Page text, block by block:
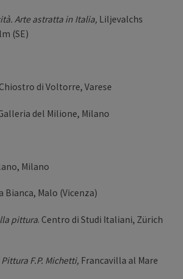
Arte astratta in Italia, Liljevalchs
(SE)
Chiostro di Voltorre, Varese
del Milione, Milano
Milano
Bianca, Malo (Vicenza)
pittura. Centro di Studi Italiani, Zürich
F.P. Michetti, Francavilla al Mare